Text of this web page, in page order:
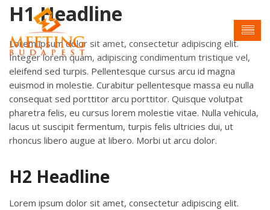
H1 Headline
Lorem ipsum dolor sit amet, consectetur adipiscing elit.
Integer lorem quam, adipiscing condimentum tristique vel,
eleifend sed turpis. Pellentesque cursus arcu id magna
euismod in molestie. Curabitur pellentesque massa eu nulla
consequat sed porttitor arcu porttitor. Quisque volutpat
pharetra felis, eu cursus lorem molestie vitae. Nulla vehicula,
lacus ut suscipit fermentum, turpis felis ultricies dui, ut
rhoncus libero augue at libero. Morbi ut arcu dolor.
H2 Headline
Lorem ipsum dolor sit amet, consectetur adipiscing elit.